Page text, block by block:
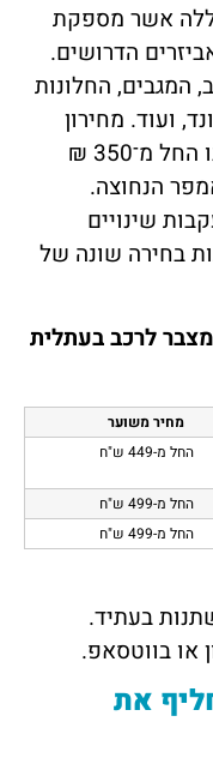
אשר מספקת
הדרושים.
המגבים, החלונות
ועוד. מחירון
מצבר לרכב בעתלית והסביבה הינו החל מ־350 ₪
הנחוצה.
שינויים
בחירה שונה של
לרכב בעתלית
מחיר משוער
החל מ-449 ש"ח
החל מ-499 ש"ח
החל מ-499 ש"ח
בעתיד.
או בווטסאפ.
את